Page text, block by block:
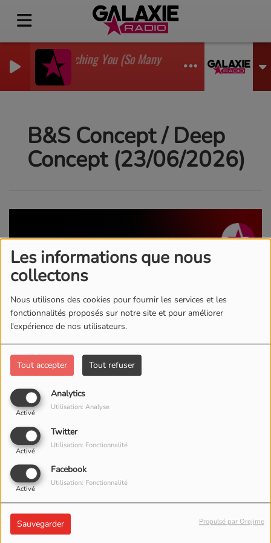
Les informations que nous
collectons
Nous utilisons des cookies pour fournir les services et les
fonctionnalités proposés sur notre site et pour améliorer
l'expérience de nos utilisateurs.
Tout accepter Tout refuser
Analytics
Activé
Utilisation: Analyse
Twitter
Activé
Utilisation: Fonctionnalité
Facebook
Activé
Utilisation: Fonctionnalité
Sauvegarder Propulsé par Orejime
I'm Watching You (So Many Times) (Sean Finn
GADJO
B&S Concept / Deep
Concept (23/06/2026)
29 JUIN 2026 - 1244 VUES
Votre émission du mardi soir avec : B&S Concept - Grant